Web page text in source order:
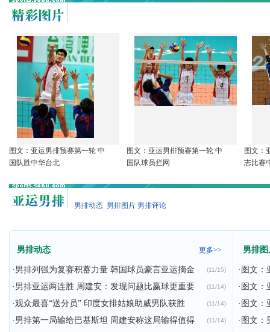
图文：亚运男排预赛第一轮 中
国队胜中华台北
图文：亚运男排预赛第一轮 中
国队球员拦网
图文：
志比赛
男排动态 男排图片 男排评论
男排动态 更多>>
(11/15)
· 男排列强为复赛积蓄力量 韩国球员豪言亚运摘金
(11/14)
· 男排亚运两连胜 周建安：发现问题比赢球更重要
(11/14)
·观众最喜“送分员” 印度女排姑娘助威男队获胜
(11/14)
· 男排第一局输给巴基斯坦 周建安称这局输得值得
男排图
· 图文：
· 图文：
· 图文：
· 图文：